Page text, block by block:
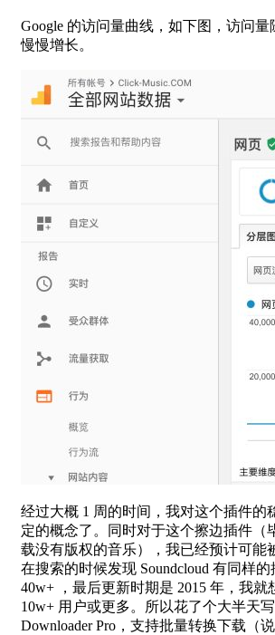
Google 的访问量曲线，如下图，访问量
慢慢增长。
经过大概 1 周的时间，我对这个插件的
定的概念了。同时对于这个擦边插件（
载没有版权的音乐），我已经预计可能
在搜索的时候发现 Soundcloud 有同样
40w+ ，最后更新时期是 2015 年，我就
10w+ 用户或更多。所以花了个大半天写
Downloader Pro，支持批量转换下载（